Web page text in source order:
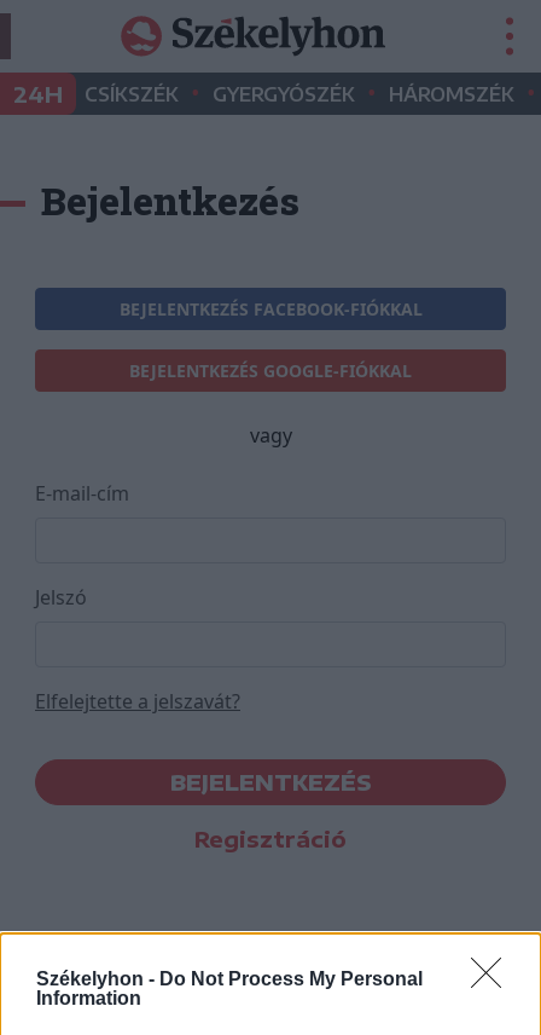
Székelyhon - Do Not Process My Personal
Information
24H CSÍKSZÉK • GYERGYÓSZÉK • HÁROMSZÉK •
Bejelentkezés
BEJELENTKEZÉS FACEBOOK-FIÓKKAL
BEJELENTKEZÉS GOOGLE-FIÓKKAL
vagy
E-mail-cím
Jelszó
Elfelejtette a jelszavát?
BEJELENTKEZÉS
Regisztráció